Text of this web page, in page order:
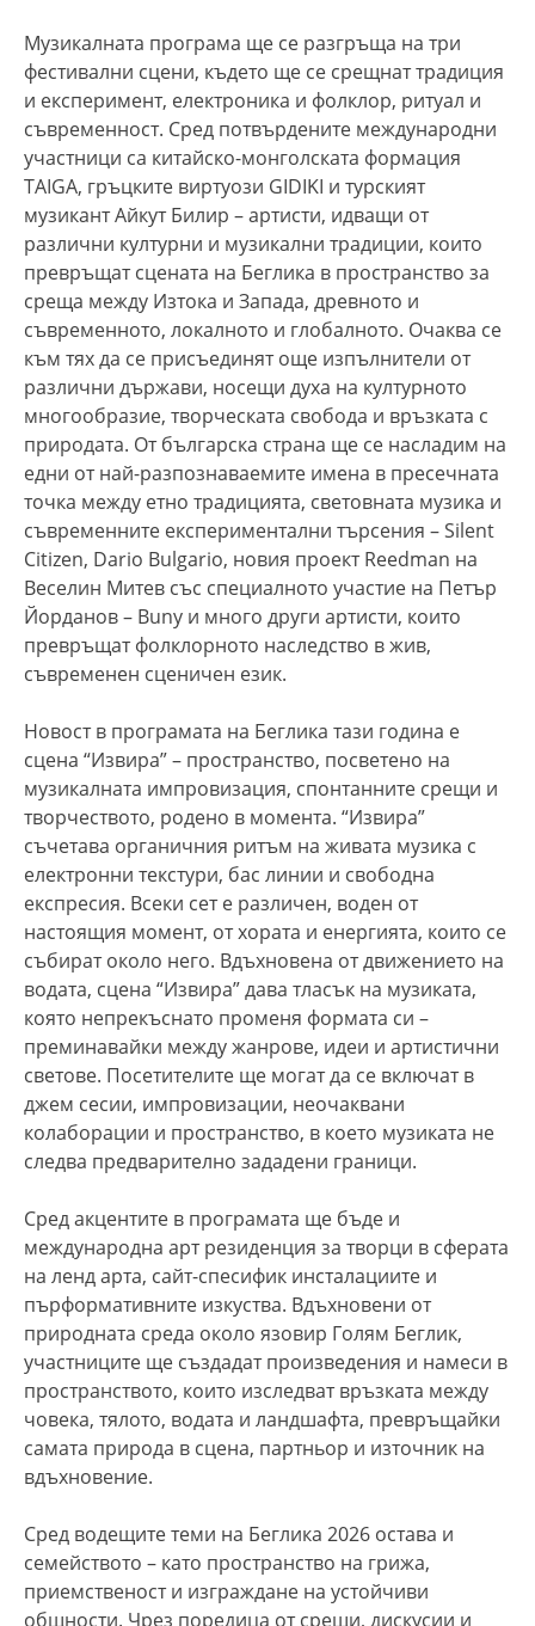
Музикалната програма ще се разгръща на три
фестивални сцени, където ще се срещнат традиция
и експеримент, електроника и фолклор, ритуал и
съвременност. Сред потвърдените международни
участници са китайско-монголската формация
TAIGA, гръцките виртуози GIDIKI и турският
музикант Айкут Билир – артисти, идващи от
различни културни и музикални традиции, които
превръщат сцената на Беглика в пространство за
среща между Изтока и Запада, древното и
съвременното, локалното и глобалното. Очаква се
към тях да се присъединят още изпълнители от
различни държави, носещи духа на културното
многообразие, творческата свобода и връзката с
природата. От българска страна ще се насладим на
едни от най-разпознаваемите имена в пресечната
точка между етно традицията, световната музика и
съвременните експериментални търсения – Silent
Citizen, Dario Bulgario, новия проект Reedman на
Веселин Митев със специалното участие на Петър
Йорданов – Buny и много други артисти, които
превръщат фолклорното наследство в жив,
съвременен сценичен език.
Новост в програмата на Беглика тази година е
сцена “Извира” – пространство, посветено на
музикалната импровизация, спонтанните срещи и
творчеството, родено в момента. “Извира”
съчетава органичния ритъм на живата музика с
електронни текстури, бас линии и свободна
експресия. Всеки сет е различен, воден от
настоящия момент, от хората и енергията, които се
събират около него. Вдъхновена от движението на
водата, сцена “Извира” дава тласък на музиката,
която непрекъснато променя формата си –
преминавайки между жанрове, идеи и артистични
светове. Посетителите ще могат да се включат в
джем сесии, импровизации, неочаквани
колаборации и пространство, в което музиката не
следва предварително зададени граници.
Сред акцентите в програмата ще бъде и
международна арт резиденция за творци в сферата
на ленд арта, сайт-спесифик инсталациите и
пърформативните изкуства. Вдъхновени от
природната среда около язовир Голям Беглик,
участниците ще създадат произведения и намеси в
пространството, които изследват връзката между
човека, тялото, водата и ландшафта, превръщайки
самата природа в сцена, партньор и източник на
вдъхновение.
Сред водещите теми на Беглика 2026 остава и
семейството – като пространство на грижа,
приемственост и изграждане на устойчиви
общности. Чрез поредица от срещи, дискусии и